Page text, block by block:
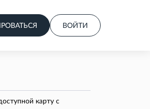
ВОЙТИ
карту с